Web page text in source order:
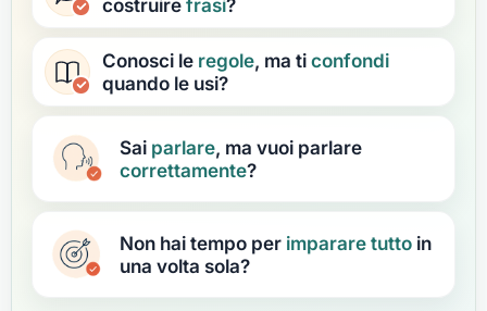
Conosci le regole, ma ticonfondi
quando le usi?
Sai parlare, ma vuoi parlare
correttamente?
Non hai tempo per impararetutto in
una volta sola?